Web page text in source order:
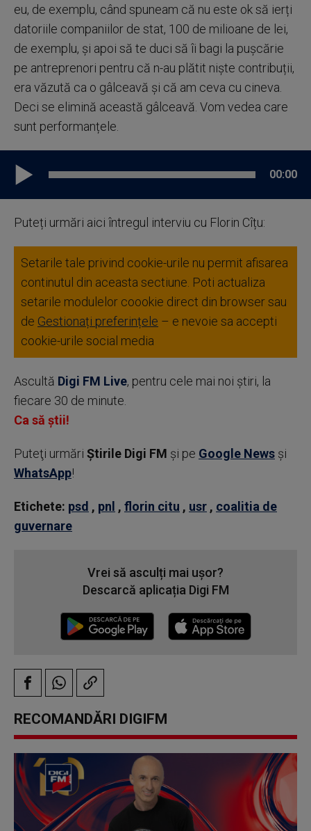
eu, de exemplu, când spuneam că nu este ok să ierți
datoriile companiilor de stat, 100 de milioane de lei,
de exemplu, și apoi să te duci să îi bagi la pușcărie
pe antreprenori pentru că n-au plătit niște contribuții,
era văzută ca o gâlceavă și că am ceva cu cineva.
Deci se elimină această gâlceavă. Vom vedea care
sunt performanțele.
00:00
Puteți urmări aici întregul interviu cu Florin Cîțu:
Setarile tale privind cookie-urile nu permit afisarea
continutul din aceasta sectiune. Poti actualiza
setarile modulelor coookie direct din browser sau
de Gestionați preferințele – e nevoie sa accepti
cookie-urile social media
Ascultă Digi FM Live, pentru cele mai noi știri, la
fiecare 30 de minute.
Ca să știi!
Puteţi urmări Știrile Digi FM şi pe Google News şi
WhatsApp!
Etichete: psd , pnl , florin citu , usr , coalitia de
guvernare
Vrei să asculți mai ușor?
Descarcă aplicația Digi FM
RECOMANDĂRI DIGIFM